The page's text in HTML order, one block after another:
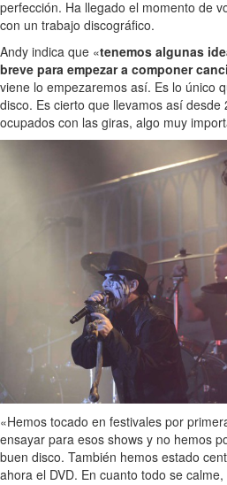
perfección. Ha llegado el momento de
con un trabajo discográfico.
Andy indica que «tenemos algunas
breve para empezar a componer
viene lo empezaremos así. Es lo único
disco. Es cierto que llevamos así
ocupados con las giras, algo muy
«Hemos tocado en festivales por
ensayar para esos shows y no hemos
buen disco. También hemos estado
ahora el DVD. En cuanto todo se